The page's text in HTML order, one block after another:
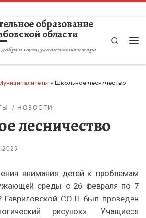
образование
области
и света, удивительного мира
Search
» Школьное лесничество
НОВОСТИ
лесничество
внимания детей к проблемам
среды с 26 февраля по 7
СОШ был проведен
рисунок». Учащиеся